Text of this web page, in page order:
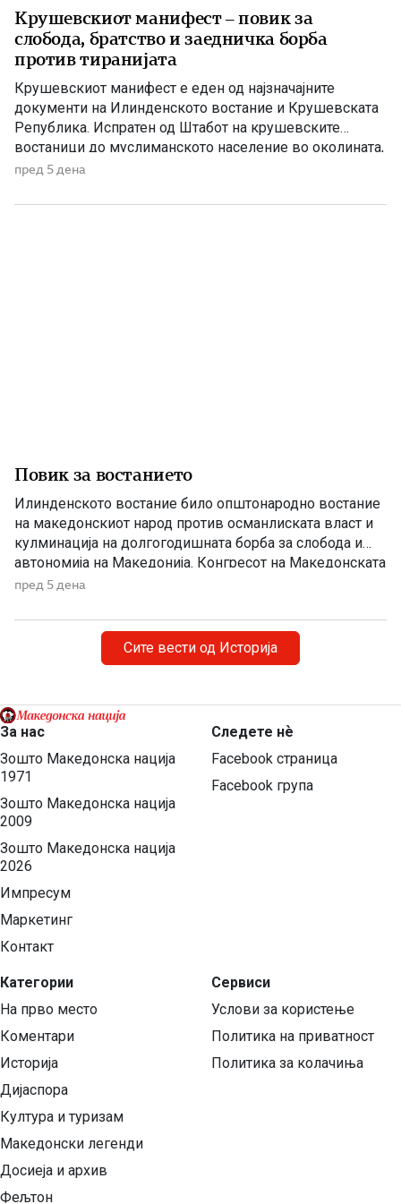
Крушевскиот манифест – повик за
слобода, братство и заедничка борба
против тиранијата
Крушевскиот манифест е еден од најзначајните
документи на Илинденското востание и Крушевската
Република. Испратен од Штабот на крушевските
востаници до муслиманското население во околината,
тој претставува повик за заедничка борба против
верата и народноста. Крушевскиот манифест Браќа
пред 5 дена
Повик за востанието
Илинденското востание било општонародно востание
на македонскиот народ против османлиската власт и
кулминација на долгогодишната борба за слобода и
автономија на Македонија. Конгресот на Македонската
револуционерна организација, одржан во Солун, донел
што неговото започнување и водење им биле
препуштени на окружните комитети. Конгресот на
Битолскиот револуционерен округ, […]
пред 5 дена
Сите вести од Историја
За нас
Зошто Македонска нација
1971
Зошто Македонска нација
2009
Зошто Македонска нација
2026
Импресум
Маркетинг
Контакт
Категории
На прво место
Коментари
Историја
Дијаспора
Култура и туризам
Македонски легенди
Досиеја и архив
Фељтон
Следете нѐ
Facebook страница
Facebook група
Сервиси
Услови за користење
Политика на приватност
Политика за колачиња